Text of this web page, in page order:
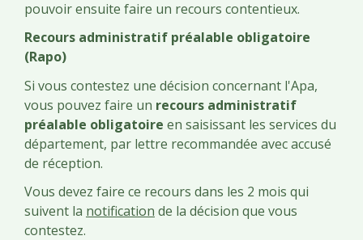
pouvoir ensuite faire un recours contentieux.
Recours administratif préalable obligatoire
(Rapo)
Si vous contestez une décision concernant l'Apa,
vous pouvez faire un recours administratif
préalable obligatoire en saisissant les services du
département, par lettre recommandée avec accusé
de réception.
Vous devez faire ce recours dans les 2 mois qui
suivent la notification de la décision que vous
contestez.